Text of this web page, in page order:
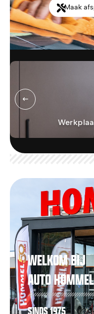
Maak
WELKOM BIJ
AUTO
SINDS 1975